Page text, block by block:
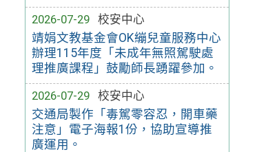
2026-07-29
校安中心
靖娟文教基金會OK繃兒童服務中心
辦理115年度「未成年無照駕駛處
理推廣課程」鼓勵師長踴躍參加。
2026-07-29
校安中心
交通局製作「毒駕零容忍，開車藥
注意」電子海報1份，協助宣導推
廣運用。